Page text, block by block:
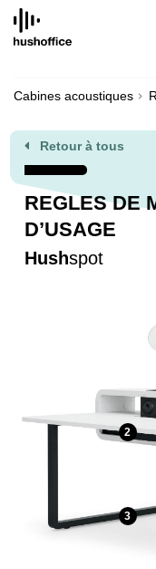
SKIP
CONTENT
Cabines acoustiques
Retour à tous
REGLES DE
D’USAGE
Hushspot
2
3